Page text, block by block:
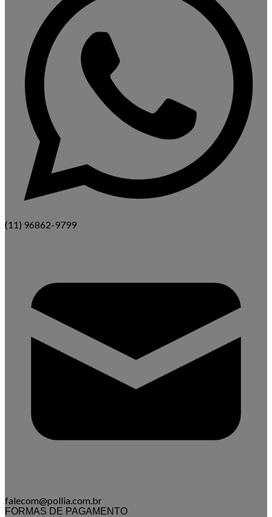
(11) 96862-9799
falecom@pollia.com.br
FORMAS DE PAGAMENTO